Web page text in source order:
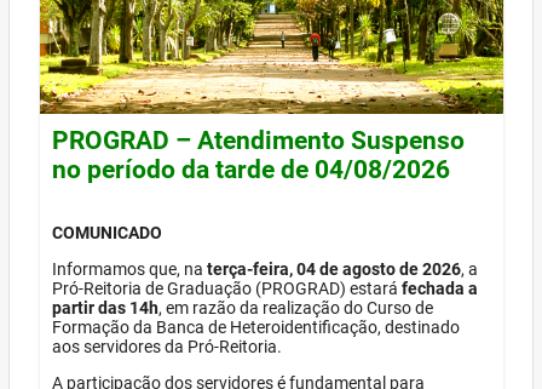
PROGRAD – Atendimento Suspenso
no período da tarde de 04/08/2026
COMUNICADO
Informamos que, na terça-feira, 04 de agosto de 2026, a
Pró-Reitoria de Graduação (PROGRAD) estará fechada a
partir das 14h, em razão da realização do Curso de
Formação da Banca de Heteroidentificação, destinado
aos servidores da Pró-Reitoria.
A participação dos servidores é fundamental para